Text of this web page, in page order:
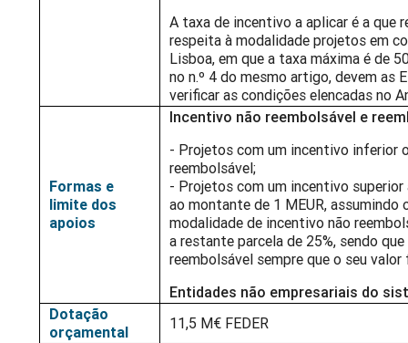
A taxa de incentivo a aplicar é a que
respeita à modalidade projetos em
Lisboa, em que a taxa máxima é de
no n.º 4 do mesmo artigo, devem as
verificar as condições elencadas no
Formas e
limite dos
apoios
Incentivo não reembolsável e
- Projetos com um incentivo inferior
reembolsável;
- Projetos com um incentivo
ao montante de 1 MEUR,
modalidade de incentivo não
a restante parcela de 25%, sendo
reembolsável sempre que o seu
Entidades não empresariais do
Dotação
orçamental
11,5 M€ FEDER